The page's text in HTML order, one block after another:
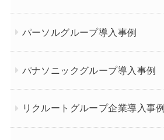
パーソルグループ導入事例
パナソニックグループ導入事例
リクルートグループ企業導入事例